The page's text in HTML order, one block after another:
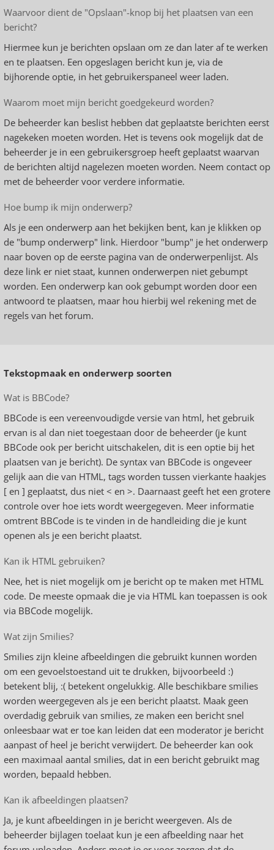
Waarvoor dient de "Opslaan"-knop bij het plaatsen van een
bericht?
Hiermee kun je berichten opslaan om ze dan later af te werken
en te plaatsen. Een opgeslagen bericht kun je, via de
bijhorende optie, in het gebruikerspaneel weer laden.
Waarom moet mijn bericht goedgekeurd worden?
De beheerder kan beslist hebben dat geplaatste berichten eerst
nagekeken moeten worden. Het is tevens ook mogelijk dat de
beheerder je in een gebruikersgroep heeft geplaatst waarvan
de berichten altijd nagelezen moeten worden. Neem contact op
met de beheerder voor verdere informatie.
Hoe bump ik mijn onderwerp?
Als je een onderwerp aan het bekijken bent, kan je klikken op
de "bump onderwerp" link. Hierdoor "bump" je het onderwerp
naar boven op de eerste pagina van de onderwerpenlijst. Als
deze link er niet staat, kunnen onderwerpen niet gebumpt
worden. Een onderwerp kan ook gebumpt worden door een
antwoord te plaatsen, maar hou hierbij wel rekening met de
regels van het forum.
Tekstopmaak en onderwerp soorten
Wat is BBCode?
BBCode is een vereenvoudigde versie van html, het gebruik
ervan is al dan niet toegestaan door de beheerder (je kunt
BBCode ook per bericht uitschakelen, dit is een optie bij het
plaatsen van je bericht). De syntax van BBCode is ongeveer
gelijk aan die van HTML, tags worden tussen vierkante haakjes
[ en ] geplaatst, dus niet < en >. Daarnaast geeft het een grotere
controle over hoe iets wordt weergegeven. Meer informatie
omtrent BBCode is te vinden in de handleiding die je kunt
openen als je een bericht plaatst.
Kan ik HTML gebruiken?
Nee, het is niet mogelijk om je bericht op te maken met HTML
code. De meeste opmaak die je via HTML kan toepassen is ook
via BBCode mogelijk.
Wat zijn Smilies?
Smilies zijn kleine afbeeldingen die gebruikt kunnen worden
om een gevoelstoestand uit te drukken, bijvoorbeeld :)
betekent blij, :( betekent ongelukkig. Alle beschikbare smilies
worden weergegeven als je een bericht plaatst. Maak geen
overdadig gebruik van smilies, ze maken een bericht snel
onleesbaar wat er toe kan leiden dat een moderator je bericht
aanpast of heel je bericht verwijdert. De beheerder kan ook
een maximaal aantal smilies, dat in een bericht gebruikt mag
worden, bepaald hebben.
Kan ik afbeeldingen plaatsen?
Ja, je kunt afbeeldingen in je bericht weergeven. Als de
beheerder bijlagen toelaat kun je een afbeelding naar het